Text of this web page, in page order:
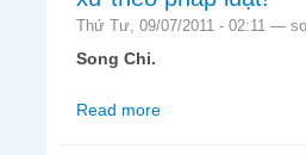
Thứ Tư, 09/07/2011 - 02:11 —
Song Chi.
Read more